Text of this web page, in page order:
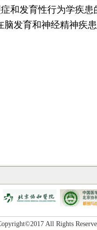
和发育性行为学疾
脑发育和神经精神疾
All Rights